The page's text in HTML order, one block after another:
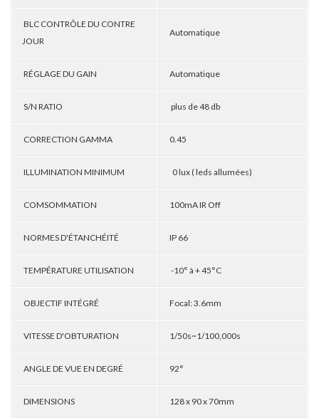
BLC CONTRÔLE DU CONTRE
JOUR
Automatique
RÉGLAGE DU GAIN Automatique
S/N RATIO plus de 48 db
CORRECTION GAMMA 0.45
ILLUMINATION MINIMUM 0 lux ( leds allumées)
COMSOMMATION 100mA IR Off
NORMES D'ÉTANCHÉITÉ IP 66
TEMPÉRATURE UTILISATION -10° à + 45°C
OBJECTIF INTÉGRÉ Focal: 3.6mm
VITESSE D'OBTURATION 1/50s~1/100,000s
ANGLE DE VUE EN DEGRÉ 92°
DIMENSIONS 128 x 90 x 70mm